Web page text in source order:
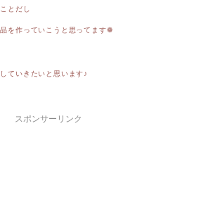
とだし
を作っていこうと思ってます❁
ていきたいと思います♪
スポンサーリンク